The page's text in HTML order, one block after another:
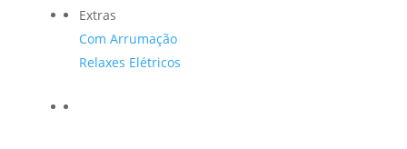
Extras
Com Arrumação
Relaxes Elétricos